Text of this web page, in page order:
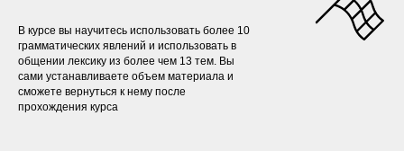
В курсе вы научитесь использовать более 10
грамматических явлений и использовать в
общении лексику из более чем 13 тем. Вы
сами устанавливаете объем материала и
сможете вернуться к нему после
прохождения курса